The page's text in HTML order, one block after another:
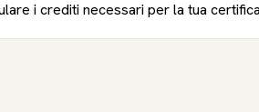
i crediti necessari per la tua